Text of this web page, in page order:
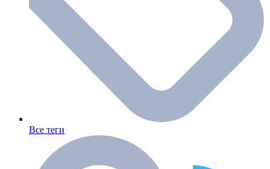
Все теги